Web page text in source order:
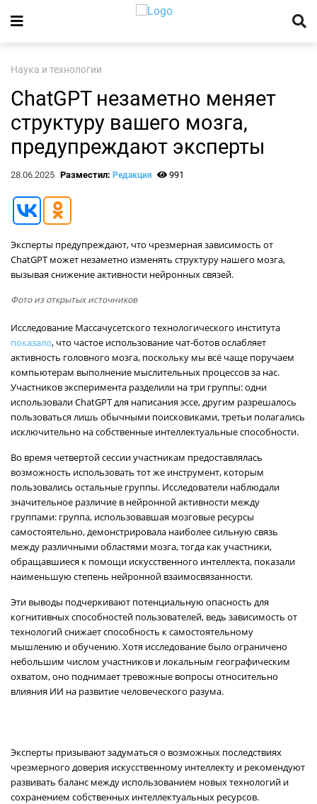
Наука и технологии
ChatGPT незаметно меняет
структуру вашего мозга,
предупреждают эксперты
28.06.2025 Разместил: Редакция 991
Эксперты предупреждают, что чрезмерная зависимость от
ChatGPT может незаметно изменять структуру нашего мозга,
вызывая снижение активности нейронных связей.
Фото из открытых источников
Исследование Массачусетского технологического института
показало, что частое использование чат-ботов ослабляет
активность головного мозга, поскольку мы всё чаще поручаем
компьютерам выполнение мыслительных процессов за нас.
Участников эксперимента разделили на три группы: одни
использовали ChatGPT для написания эссе, другим разрешалось
пользоваться лишь обычными поисковиками, третьи полагались
исключительно на собственные интеллектуальные способности.
Во время четвертой сессии участникам предоставлялась
возможность использовать тот же инструмент, которым
пользовались остальные группы. Исследователи наблюдали
значительное различие в нейронной активности между
группами: группа, использовавшая мозговые ресурсы
самостоятельно, демонстрировала наиболее сильную связь
между различными областями мозга, тогда как участники,
обращавшиеся к помощи искусственного интеллекта, показали
наименьшую степень нейронной взаимосвязанности.
Эти выводы подчеркивают потенциальную опасность для
когнитивных способностей пользователей, ведь зависимость от
технологий снижает способность к самостоятельному
мышлению и обучению. Хотя исследование было ограничено
небольшим числом участников и локальным географическим
охватом, оно поднимает тревожные вопросы относительно
влияния ИИ на развитие человеческого разума.
Эксперты призывают задуматься о возможных последствиях
чрезмерного доверия искусственному интеллекту и рекомендуют
развивать баланс между использованием новых технологий и
сохранением собственных интеллектуальных ресурсов.